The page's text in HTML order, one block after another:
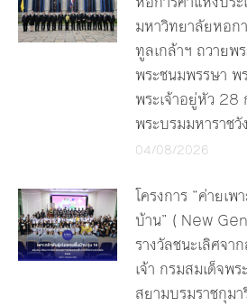
มหาวิทยาลัยหอก
ทูลเกล้าฯ ถวายพ
พระชนมพรรษา พ
พระเจ้าอยู่หัว
พระบรมมหาราชวัง
04/08/2026
โครงการ “ค่ายเ
บ้าน” ( New
รางวัลชนะเลิศจา
เจ้า กรมสมเด็จพ
สยามบรมราชกุมา